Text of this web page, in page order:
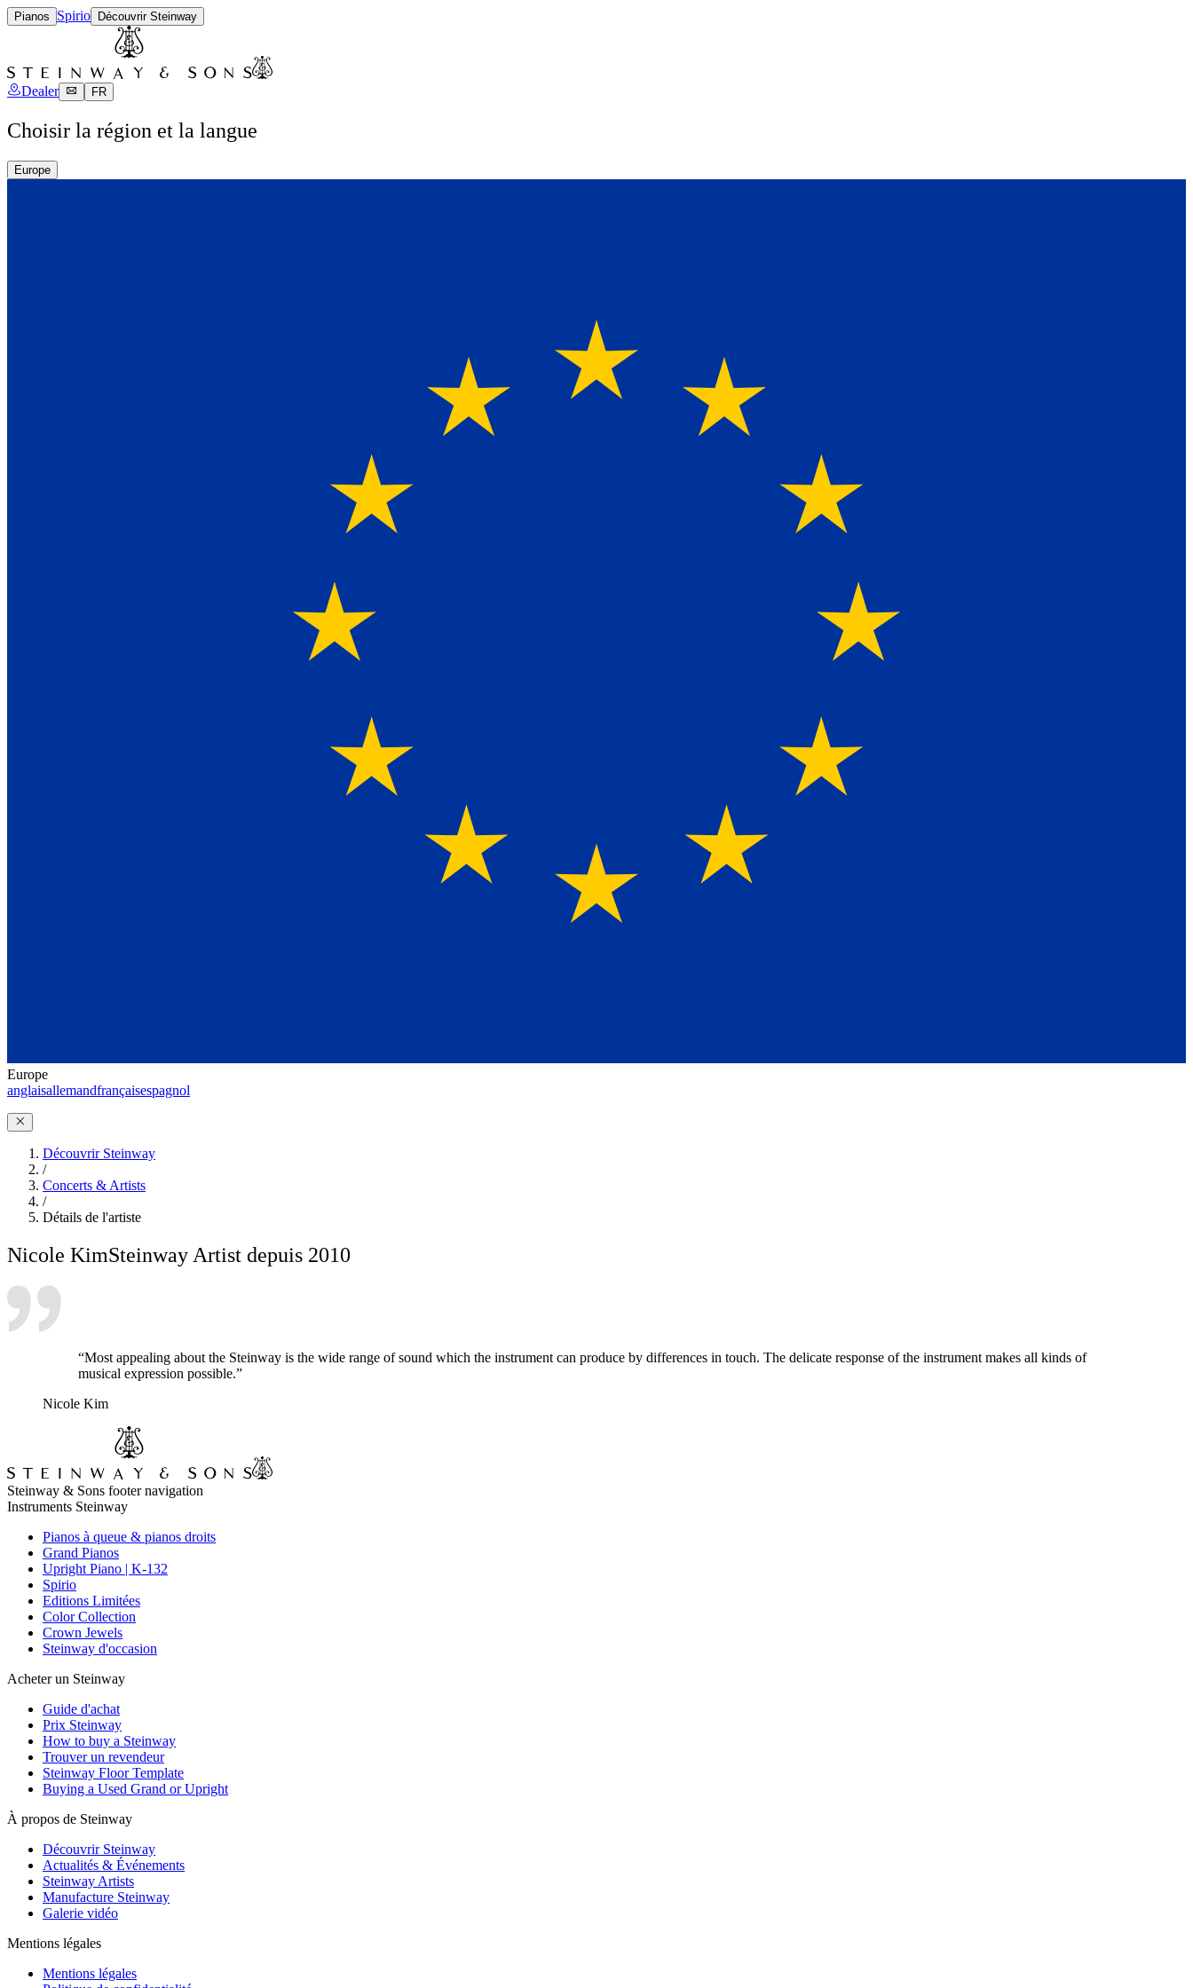
Pianos Spirio Découvrir Steinway
Dealer FR
Choisir la région et la langue
Europe
Europe
anglaisallemandfrançaisespagnol
Découvrir Steinway
/
Concerts & Artists
/
Détails de l'artiste
Nicole KimSteinway Artist depuis 2010
“Most appealing about the Steinway is the wide range of sound which the instrument can produce by differences in touch. The delicate response of the instrument makes all kinds of
musical expression possible.”
Nicole Kim
Steinway & Sons footer navigation
Instruments Steinway
Pianos à queue & pianos droits
Grand Pianos
Upright Piano | K-132
Spirio
Editions Limitées
Color Collection
Crown Jewels
Steinway d'occasion
Acheter un Steinway
Guide d'achat
Prix Steinway
How to buy a Steinway
Trouver un revendeur
Steinway Floor Template
Buying a Used Grand or Upright
À propos de Steinway
Découvrir Steinway
Actualités & Événements
Steinway Artists
Manufacture Steinway
Galerie vidéo
Mentions légales
Mentions légales